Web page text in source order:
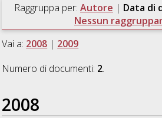
Raggruppa per: Autore | Data di
Nessun
Vai a: 2008 | 2009
Numero di documenti: 2.
2008